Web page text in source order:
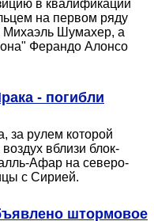
в квалификации
на первом ряду
Михаэль Шумахер, а
Ферандо Алонсо
- погибли
за рулем которой
вблизи блок-
Афар на северо-
с Сирией.
штормовое